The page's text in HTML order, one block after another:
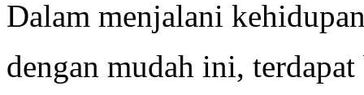
Dalam menjalani
dengan mudah ini,